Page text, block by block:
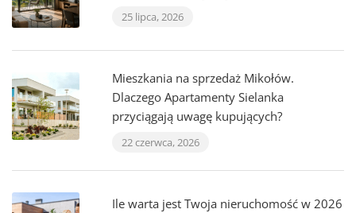
25 lipca, 2026
Mieszkania na sprzedaż Mikołów.
Dlaczego Apartamenty Sielanka
przyciągają uwagę kupujących?
22 czerwca, 2026
Ile warta jest Twoja nieruchomość w 2026